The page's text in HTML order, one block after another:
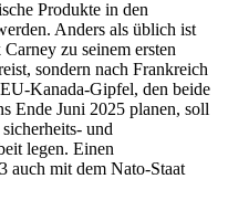
Produkte in den
Anders als üblich ist
zu seinem ersten
sondern nach Frankreich
Kanada-Gipfel, den beide
Ende Juni 2025 pla­nen, soll
und
legen. Einen
auch mit dem Nato-Staat